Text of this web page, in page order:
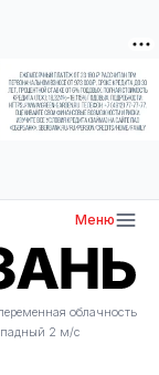
Меню
облачность
2 м/с